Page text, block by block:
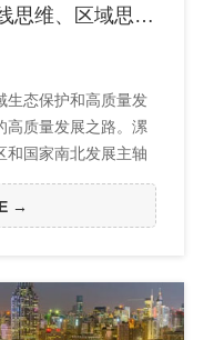
漯河市国土空间规划：底线思维、区域思维和人本思维
生态保护和高质量发
高质量发展之路。漯
和国家南北发展主轴
间规划整体发展进
展工作。
→